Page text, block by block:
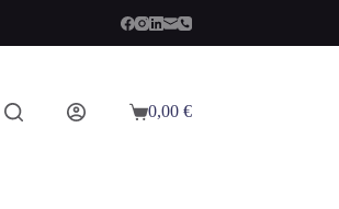
Panier
0,00 €